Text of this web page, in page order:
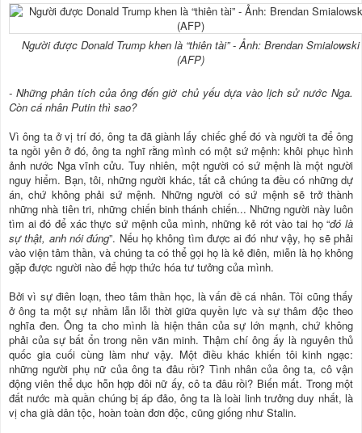
Người được Donald Trump khen là “thiên tài” - Ảnh: Brendan Smialowski
(AFP)
- Những phân tích của ông đến giờ chủ yếu dựa vào lịch sử nước Nga.
Còn cá nhân Putin thì sao?
Vì ông ta ở vị trí đó, ông ta đã giành lấy chiếc ghế đó và người ta để ông
ta ngồi yên ở đó, ông ta nghĩ rằng mình có một sứ mệnh: khôi phục hình
ảnh nước Nga vĩnh cửu. Tuy nhiên, một người có sứ mệnh là một người
nguy hiểm. Bạn, tôi, những người khác, tất cả chúng ta đều có những dự
án, chứ không phải sứ mệnh. Những người có sứ mệnh sẽ trở thành
những nhà tiên tri, những chiến binh thánh chiến... Những người này luôn
tìm ai đó để xác thực sứ mệnh của mình, những kẻ rót vào tai họ “đó là
sự thật, anh nói đúng”. Nếu họ không tìm được ai đó như vậy, họ sẽ phải
vào viện tâm thần, và chúng ta có thể gọi họ là kẻ điên, miễn là họ không
gặp được người nào để hợp thức hóa tư tưởng của mình.
Bởi vì sự điên loạn, theo tâm thần học, là vấn đề cá nhân. Tôi cũng thấy
ở ông ta một sự nhầm lẫn lỗi thời giữa quyền lực và sự thâm độc theo
nghĩa đen. Ông ta cho mình là hiện thân của sự lớn mạnh, chứ không
phải của sự bất ổn trong nền văn minh. Thậm chí ông ấy là nguyên thủ
quốc gia cuối cùng làm như vậy. Một điều khác khiến tôi kinh ngạc:
những người phụ nữ của ông ta đâu rồi? Tình nhân của ông ta, cô vận
động viên thể dục hỗn hợp đôi nữ ấy, cô ta đâu rồi? Biến mất. Trong một
đất nước mà quần chúng bị áp đảo, ông ta là loài linh trưởng duy nhất, là
vị cha già dân tộc, hoàn toàn đơn độc, cũng giống như Stalin.